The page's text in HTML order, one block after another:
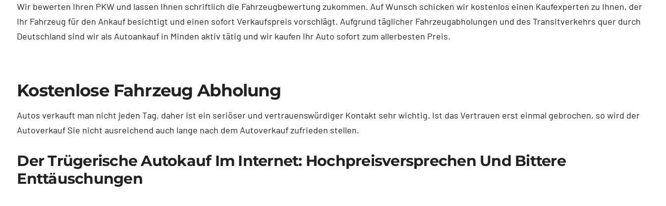
Wir bewerten Ihren PKW und lassen Ihnen schriftlich die Fahrzeugbewertung zukommen. Auf Wunsch schicken wir kostenlos einen Kaufexperten zu Ihnen, der
Ihr Fahrzeug für den Ankauf besichtigt und einen sofort Verkaufspreis vorschlägt. Aufgrund täglicher Fahrzeugabholungen und des Transitverkehrs quer durch
Deutschland sind wir als Autoankauf in Minden aktiv tätig und wir kaufen Ihr Auto sofort zum allerbesten Preis.
Kostenlose Fahrzeug Abholung
Autos verkauft man nicht jeden Tag, daher ist ein seriöser und vertrauenswürdiger Kontakt sehr wichtig. Ist das Vertrauen erst einmal gebrochen, so wird der
Autoverkauf Sie nicht ausreichend auch lange nach dem Autoverkauf zufrieden stellen.
Der Trügerische Autokauf Im Internet: Hochpreisversprechen Und Bittere
Enttäuschungen